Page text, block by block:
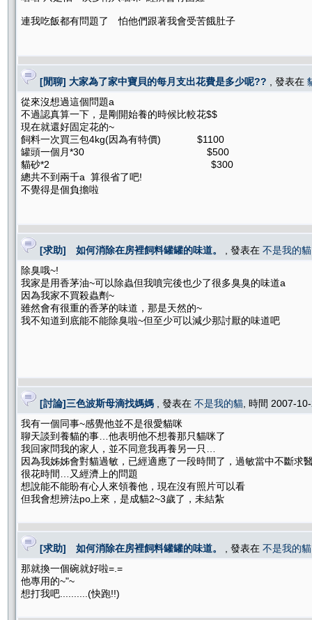
連我吃飯都有問題了 怕他們跟著我會受苦餓肚子
[閒聊] 大家為了家中寶貝的每月支出花費是多少呢?? , 發表在
從來沒想過這個問題a
不過認真算一下，是剛開始養的時候比較花$$
現在就還好固定花的~
飼料一次買三包4kg(因為有特價) $1100
罐頭一個月*30 $500
貓砂*2 $300
總共不到兩千a 算很省了吧!
不覺得是個負擔啦
[求助] 如何消除在房裡飼料罐罐的味道。 , 發表在 不是我的貓
除臭哦~!
我家是用香茅油~可以除蟲但我噴完後也少了很多臭臭的味道a
因為我家不買殺蟲劑~
雖然會有很重的香茅的味道，那是天然的~
我不知道到底能不能除臭啦~但至少可以減少那討厭的味道吧
[討論]三色波斯母滴找媽媽 , 發表在 不是我的貓 , 時間 2007-
我有一個同事~感覺他並不是很愛貓咪
聊天談到養貓的事…他表明他不想養那只貓咪了
我回家問我的家人，並不同意我再養另一只…
因為我姊姊會對貓過敏，已經適應了一段時間了，過敏當中不斷求
很花時間…又經濟上的問題
想說能不能盼有心人來領養他，現在沒有照片可以看
但我會想辨法po上來，是成貓2~3歲了，未結紮
[求助] 如何消除在房裡飼料罐罐的味道。 , 發表在 不是我的貓
那就換一個碗就好啦=.=
他專用的~"~
想打我吧..........(快跑!!)